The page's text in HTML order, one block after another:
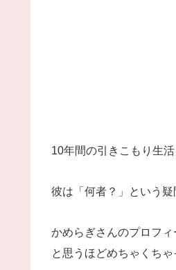
10年間の引きこもり生
彼は「何者？」という
かめらぎさんのプロフ
と思うほどめちゃくち